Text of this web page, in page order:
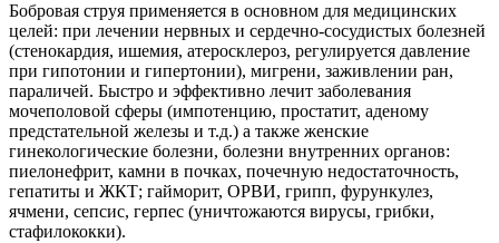
Бобровая струя применяется в основном для медицинских
целей: при лечении нервных и сердечно-сосудистых болезней
(стенокардия, ишемия, атеросклероз, регулируется давление
при гипотонии и гипертонии), мигрени, заживлении ран,
параличей. Быстро и эффективно лечит заболевания
мочеполовой сферы (импотенцию, простатит, аденому
предстательной железы и т.д.) а также женские
гинекологические болезни, болезни внутренних органов:
пиелонефрит, камни в почках, почечную недостаточность,
гепатиты и ЖКТ; гайморит, ОРВИ, грипп, фурункулез,
ячмени, сепсис, герпес (уничтожаются вирусы, грибки,
стафилококки).